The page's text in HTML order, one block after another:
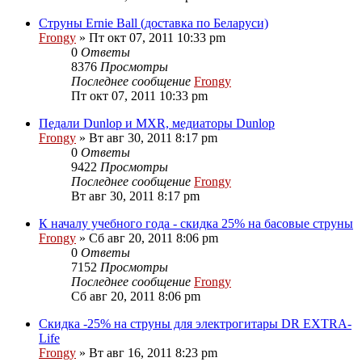
Струны Ernie Ball (доставка по Беларуси)
Frongy » Пт окт 07, 2011 10:33 pm
0 Ответы
8376 Просмотры
Последнее сообщение Frongy
Пт окт 07, 2011 10:33 pm
Педали Dunlop и MXR, медиаторы Dunlop
Frongy » Вт авг 30, 2011 8:17 pm
0 Ответы
9422 Просмотры
Последнее сообщение Frongy
Вт авг 30, 2011 8:17 pm
К началу учебного года - скидка 25% на басовые струны
Frongy » Сб авг 20, 2011 8:06 pm
0 Ответы
7152 Просмотры
Последнее сообщение Frongy
Сб авг 20, 2011 8:06 pm
Скидка -25% на струны для электрогитары DR EXTRA-
Life
Frongy » Вт авг 16, 2011 8:23 pm